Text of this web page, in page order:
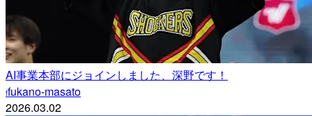
AI事業本部にジョインしました、深野です！
ffukano-masato
2026.03.02